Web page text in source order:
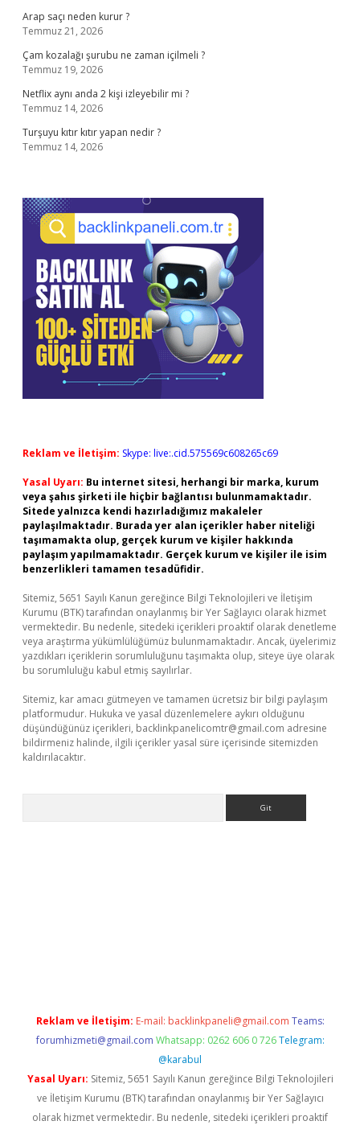
Arap saçı neden kurur ?
Temmuz 21, 2026
Çam kozalağı şurubu ne zaman içilmeli ?
Temmuz 19, 2026
Netflix aynı anda 2 kişi izleyebilir mi ?
Temmuz 14, 2026
Turşuyu kıtır kıtır yapan nedir ?
Temmuz 14, 2026
Reklam ve İletişim: Skype: live:.cid.575569c608265c69
Yasal Uyarı: Bu internet sitesi, herhangi bir marka, kurum
veya şahıs şirketi ile hiçbir bağlantısı bulunmamaktadır.
Sitede yalnızca kendi hazırladığımız makaleler
paylaşılmaktadır. Burada yer alan içerikler haber niteliği
taşımamakta olup, gerçek kurum ve kişiler hakkında
paylaşım yapılmamaktadır. Gerçek kurum ve kişiler ile isim
benzerlikleri tamamen tesadüfidir.
Sitemiz, 5651 Sayılı Kanun gereğince Bilgi Teknolojileri ve İletişim
Kurumu (BTK) tarafından onaylanmış bir Yer Sağlayıcı olarak hizmet
vermektedir. Bu nedenle, sitedeki içerikleri proaktif olarak denetleme
veya araştırma yükümlülüğümüz bulunmamaktadır. Ancak, üyelerimiz
yazdıkları içeriklerin sorumluluğunu taşımakta olup, siteye üye olarak
bu sorumluluğu kabul etmiş sayılırlar.
Sitemiz, kar amacı gütmeyen ve tamamen ücretsiz bir bilgi paylaşım
platformudur. Hukuka ve yasal düzenlemelere aykırı olduğunu
düşündüğünüz içerikleri, backlinkpanelicomtr@gmail.com adresine
bildirmeniz halinde, ilgili içerikler yasal süre içerisinde sitemizden
kaldırılacaktır.
Reklam ve İletişim: E-mail: backlinkpaneli@gmail.com Teams:
forumhizmeti@gmail.com Whatsapp: 0262 606 0 726 Telegram:
@karabul
Yasal Uyarı: Sitemiz, 5651 Sayılı Kanun gereğince Bilgi Teknolojileri
ve İletişim Kurumu (BTK) tarafından onaylanmış bir Yer Sağlayıcı
olarak hizmet vermektedir. Bu nedenle, sitedeki içerikleri proaktif